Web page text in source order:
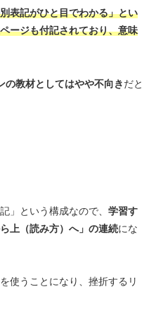
表記がひと目でわかる」とい
ージも付記されており、意味
の教材としてはやや不向きだと
という構成なので、 学習す
上（読み方）へ」の連続にな
使うことになり、挫折するリ